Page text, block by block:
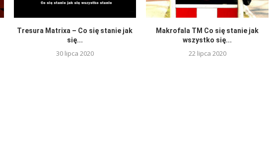
Tresura Matrixa – Co się stanie jak
się...
30 lipca 2020
Makrofala TM Co się stanie jak
wszystko się...
22 lipca 2020